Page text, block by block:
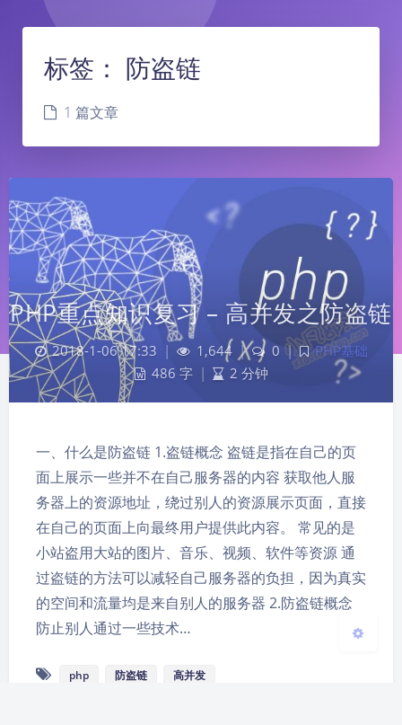
Sans Serif
浅阴影 深阴影
关闭 日落 暗化 灰度
标签： 防盗链
1 篇文章
PHP重点知识复习 – 高并发之防盗链
2018-1-06 17:33 | 1,644 | 0 |
PHP基础
486 字 | 2 分钟
一、什么是防盗链 1.盗链概念 盗链是指在自己的页
面上展示一些并不在自己服务器的内容 获取他人服
务器上的资源地址，绕过别人的资源展示页面，直接
在自己的页面上向最终用户提供此内容。 常见的是
小站盗用大站的图片、音乐、视频、软件等资源 通
过盗链的方法可以减轻自己服务器的负担，因为真实
的空间和流量均是来自别人的服务器 2.防盗链概念
防止别人通过一些技术…
php 防盗链 高并发